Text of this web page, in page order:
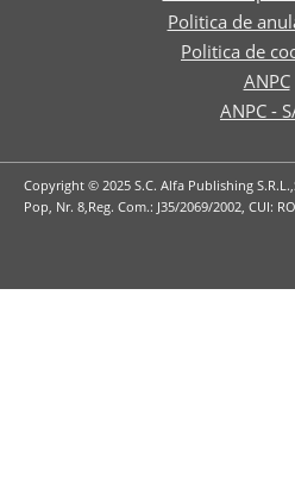
Politica de
Politica de
ANPC
ANPC -
Copyright © 2025 S.C. Alfa Publishing
Pop, Nr. 8,Reg. Com.: J35/2069/2002, CUI: